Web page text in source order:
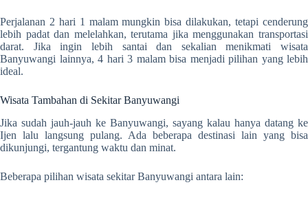
Perjalanan 2 hari 1 malam mungkin bisa dilakukan, tetapi cenderung
lebih padat dan melelahkan, terutama jika menggunakan transportasi
darat. Jika ingin lebih santai dan sekalian menikmati wisata
Banyuwangi lainnya, 4 hari 3 malam bisa menjadi pilihan yang lebih
ideal.
Wisata Tambahan di Sekitar Banyuwangi
Jika sudah jauh-jauh ke Banyuwangi, sayang kalau hanya datang ke
Ijen lalu langsung pulang. Ada beberapa destinasi lain yang bisa
dikunjungi, tergantung waktu dan minat.
Beberapa pilihan wisata sekitar Banyuwangi antara lain: